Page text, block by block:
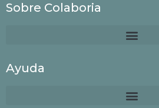
Sobre Colaboria
Ayuda